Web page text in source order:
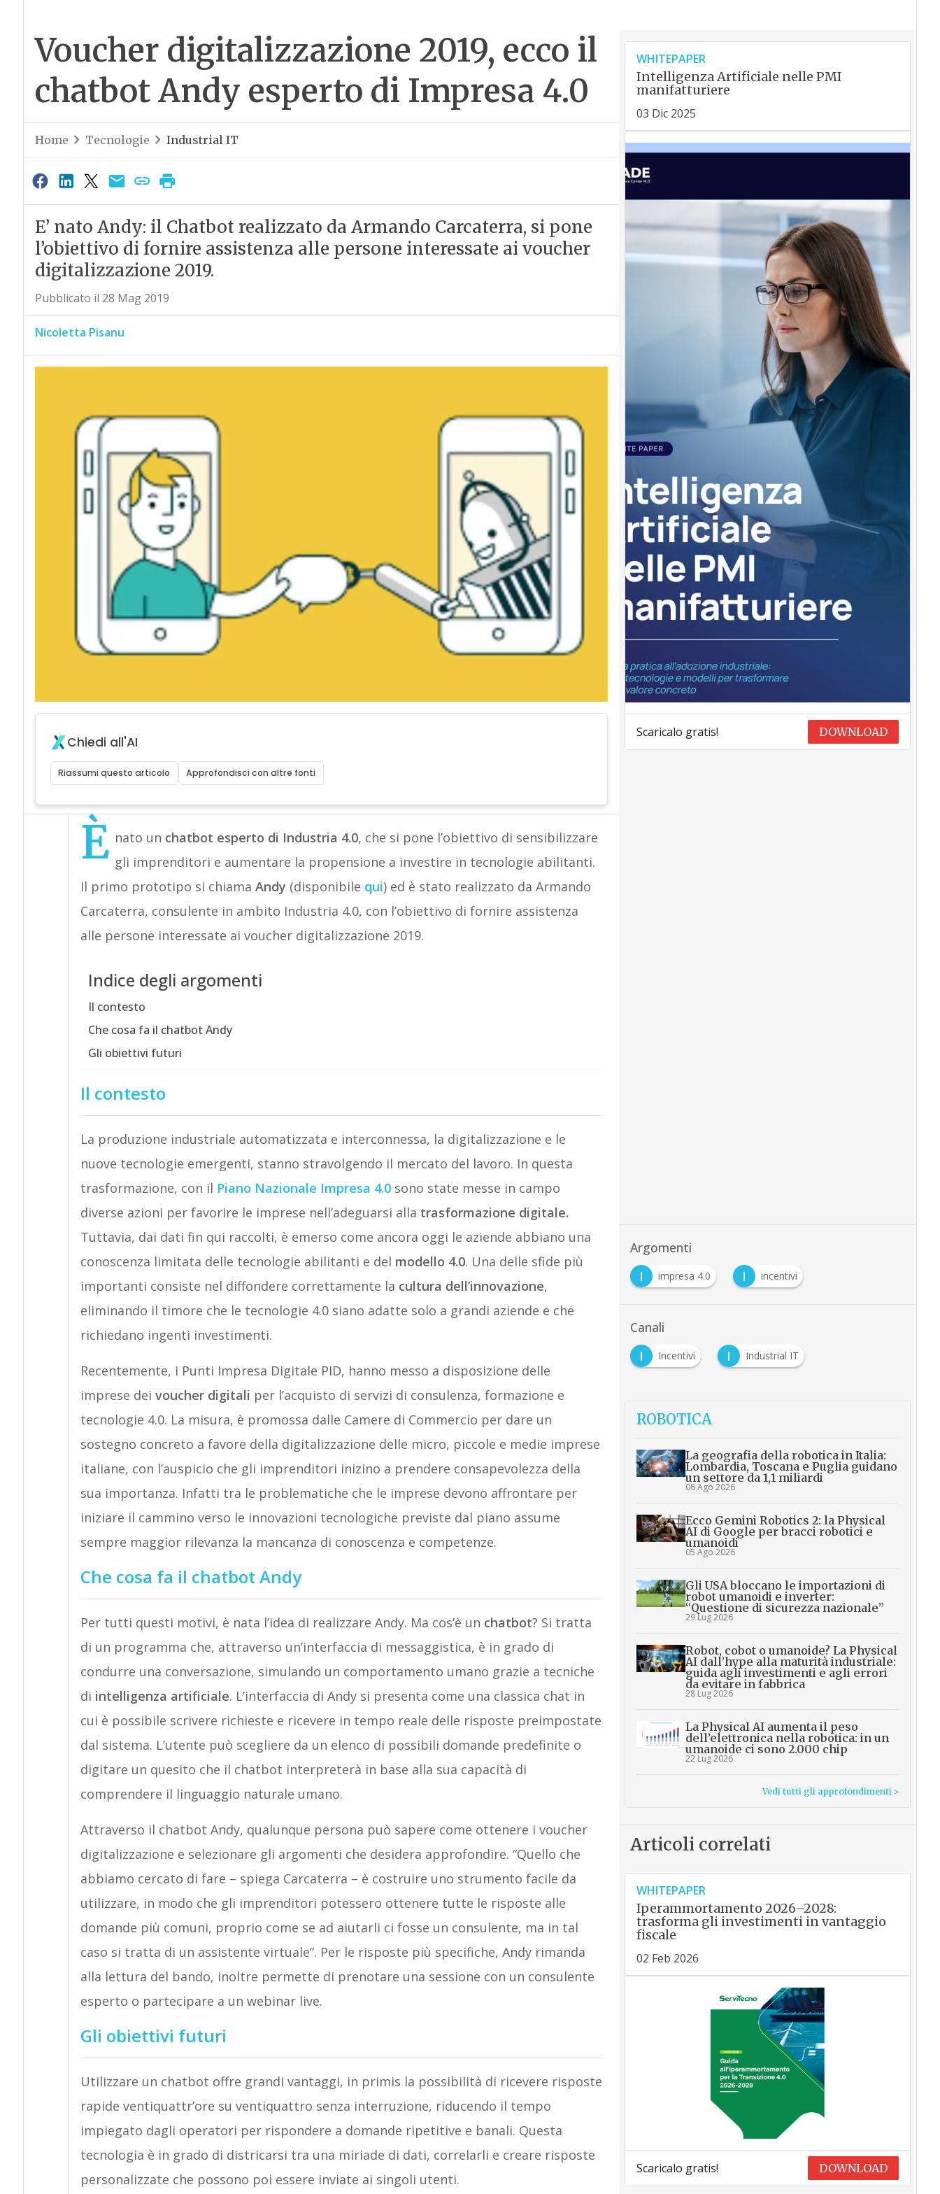
Voucher digitalizzazione 2019, ecco il
chatbot Andy esperto di Impresa 4.0
Home Tecnologie Industrial IT
E’ nato Andy: il Chatbot realizzato da Armando Carcaterra, si pone
l’obiettivo di fornire assistenza alle persone interessate ai voucher
digitalizzazione 2019.
Pubblicato il 28 Mag 2019
Nicoletta Pisanu
Chiedi all'AI
Riassumi questo articolo Approfondisci con altre fonti
È nato un chatbot esperto di Industria 4.0, che si pone l’obiettivo di sensibilizzare
gli imprenditori e aumentare la propensione a investire in tecnologie abilitanti.
Il primo prototipo si chiama Andy (disponibile qui) ed è stato realizzato da Armando
Carcaterra, consulente in ambito Industria 4.0, con l’obiettivo di fornire assistenza
alle persone interessate ai voucher digitalizzazione 2019.
Indice degli argomenti
Il contesto
Che cosa fa il chatbot Andy
Gli obiettivi futuri
Il contesto
La produzione industriale automatizzata e interconnessa, la digitalizzazione e le
nuove tecnologie emergenti, stanno stravolgendo il mercato del lavoro. In questa
trasformazione, con il Piano Nazionale Impresa 4.0sono state messe in campo
diverse azioni per favorire le imprese nell’adeguarsi alla trasformazione digitale.
Tuttavia, dai dati fin qui raccolti, è emerso come ancora oggi le aziende abbiano una
conoscenza limitata delle tecnologie abilitanti e del modello 4.0. Una delle sfide più
importanti consiste nel diffondere correttamente la cultura dell’innovazione,
eliminando il timore che le tecnologie 4.0 siano adatte solo a grandi aziende e che
richiedano ingenti investimenti.
Recentemente, i Punti Impresa Digitale PID, hanno messo a disposizione delle
imprese dei voucher digitali per l’acquisto di servizi di consulenza, formazione e
tecnologie 4.0. La misura, è promossa dalle Camere di Commercio per dare un
sostegno concreto a favore della digitalizzazione delle micro, piccole e medie imprese
italiane, con l’auspicio che gli imprenditori inizino a prendere consapevolezza della
sua importanza. Infatti tra le problematiche che le imprese devono affrontare per
iniziare il cammino verso le innovazioni tecnologiche previste dal piano assume
sempre maggior rilevanza la mancanza di conoscenza e competenze.
Che cosa fa il chatbot Andy
Per tutti questi motivi, è nata l’idea di realizzare Andy. Ma cos’è un chatbot? Si tratta
di un programma che, attraverso un’interfaccia di messaggistica, è in grado di
condurre una conversazione, simulando un comportamento umano grazie a tecniche
di intelligenza artificiale. L’interfaccia di Andy si presenta come una classica chat in
cui è possibile scrivere richieste e ricevere in tempo reale delle risposte preimpostate
dal sistema. L’utente può scegliere da un elenco di possibili domande predefinite o
digitare un quesito che il chatbot interpreterà in base alla sua capacità di
comprendere il linguaggio naturale umano.
Attraverso il chatbot Andy, qualunque persona può sapere come ottenere i voucher
digitalizzazione e selezionare gli argomenti che desidera approfondire. “Quello che
abbiamo cercato di fare – spiega Carcaterra – è costruire uno strumento facile da
utilizzare, in modo che gli imprenditori potessero ottenere tutte le risposte alle
domande più comuni, proprio come se ad aiutarli ci fosse un consulente, ma in tal
caso si tratta di un assistente virtuale”. Per le risposte più specifiche, Andy rimanda
alla lettura del bando, inoltre permette di prenotare una sessione con un consulente
esperto o partecipare a un webinar live.
Gli obiettivi futuri
Utilizzare un chatbot offre grandi vantaggi, in primis la possibilità di ricevere risposte
rapide ventiquattr’ore su ventiquattro senza interruzione, riducendo il tempo
impiegato dagli operatori per rispondere a domande ripetitive e banali. Questa
tecnologia è in grado di districarsi tra una miriade di dati, correlarli e creare risposte
personalizzate che possono poi essere inviate ai singoli utenti.
WHITEPAPER
Intelligenza Artificiale nelle PMI
manifatturiere
03 Dic 2025
Scaricalo gratis! DOWNLOAD
Argomenti
I
impresa 4.0 I incentivi
Canali
I
Incentivi I Industrial IT
ROBOTICA
La geografia della robotica in Italia:
Lombardia, Toscana e Puglia guidano
un settore da 1,1 miliardi
06 Ago 2026
Ecco Gemini Robotics 2: la Physical
AI di Google per bracci robotici e
umanoidi
05 Ago 2026
Gli USA bloccano le importazioni di
robot umanoidi e inverter:
“Questione di sicurezza nazionale”
29 Lug 2026
Robot, cobot o umanoide? La Physical
AI dall’hype alla maturità industriale:
guida agli investimenti e agli errori
da evitare in fabbrica
28 Lug 2026
La Physical AI aumenta il peso
dell’elettronica nella robotica: in un
umanoide ci sono 2.000 chip
22 Lug 2026
Vedi tutti gli approfondimenti >
Articoli correlati
WHITEPAPER
Iperammortamento 2026–2028:
trasforma gli investimenti in vantaggio
fiscale
02 Feb 2026
Scaricalo gratis! DOWNLOAD